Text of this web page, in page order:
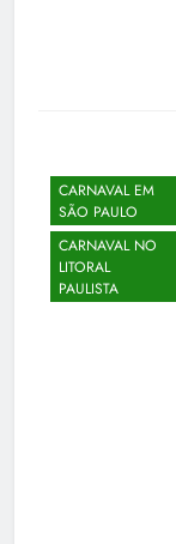
CARNAVAL EM
SÃO PAULO
CARNAVAL NO
LITORAL
PAULISTA